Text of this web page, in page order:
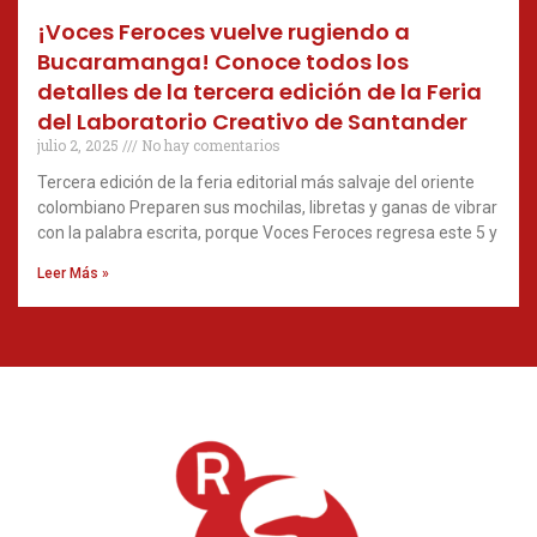
¡Voces Feroces vuelve rugiendo a
Bucaramanga! Conoce todos los
detalles de la tercera edición de la Feria
del Laboratorio Creativo de Santander
julio 2, 2025
No hay comentarios
Tercera edición de la feria editorial más salvaje del oriente
colombiano Preparen sus mochilas, libretas y ganas de vibrar
con la palabra escrita, porque Voces Feroces regresa este 5 y
Leer Más »